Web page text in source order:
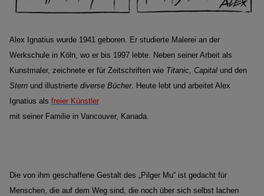
Alex Ignatius wurde 1941 geboren. Er studierte Malerei an der
Werkschule in Köln, wo er bis 1997 lebte. Neben seiner Arbeit als
Kunstmaler, zeichnete er für Zeitschriften wie Titanic, Capital und den
Stern und illustriertediverse Bücher. Heute lebt und arbeitet Alex
Ignatius alsfreier Künstler
mit seiner Familie in Vancouver, Kanada.
Die von ihm geschaffene Gestalt des „Pilger Mu“ ist gedacht für
Menschen, die auf dem Weg sind, die noch über sich selbst lachen